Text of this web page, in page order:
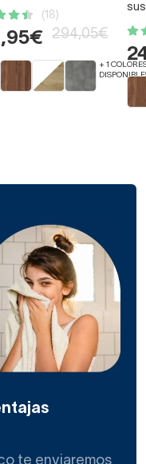
(18)
294,05€
+ 1
te enviaremos